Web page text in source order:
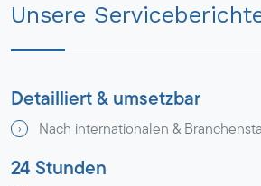
Unsere
Detailliert & umsetzbar
Nach internationalen &
24 Stunden